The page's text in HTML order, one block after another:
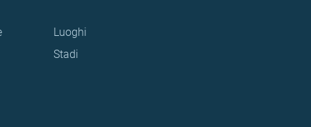
Luoghi
Stadi